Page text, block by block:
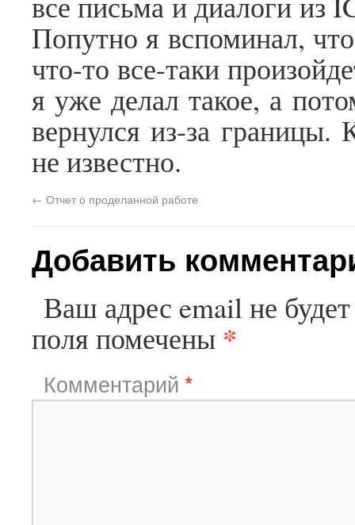
Попутно я вспоминал,
что-то все-таки
я уже делал такое, а
вернулся из-за границы.
не известно.
← Отчет о проделанной работе
Добавить
Ваш адрес email не
поля помечены *
Комментарий *